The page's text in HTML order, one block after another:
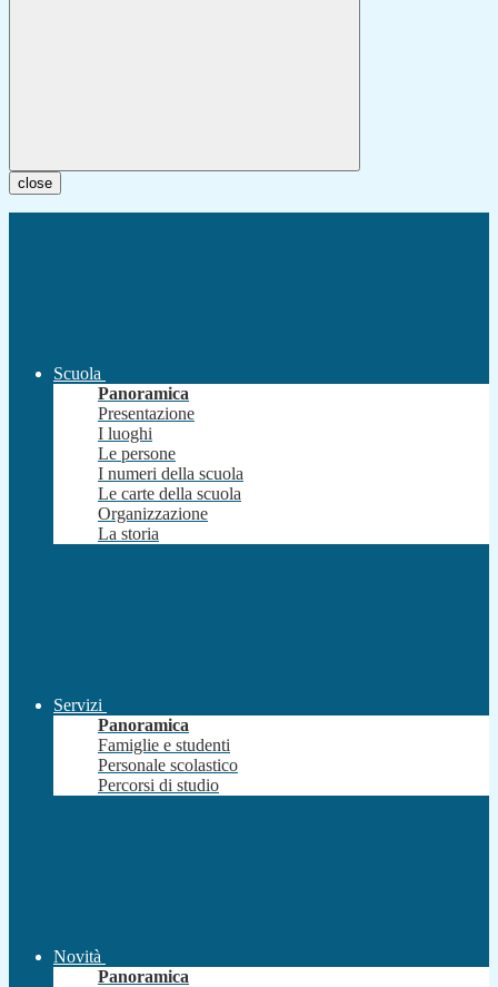
close
Scuola
Panoramica
Presentazione
I luoghi
Le persone
I numeri della scuola
Le carte della scuola
Organizzazione
La storia
Servizi
Panoramica
Famiglie e studenti
Personale scolastico
Percorsi di studio
Novità
Panoramica